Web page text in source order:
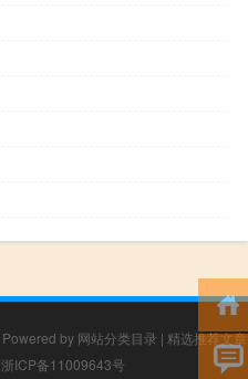
Powered by 网站分类目录 | 精选推荐文章
浙ICP备11009643号